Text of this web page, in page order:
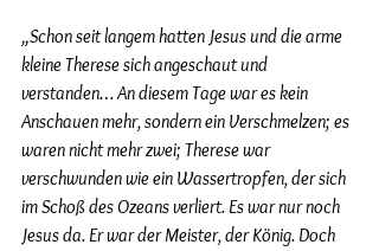
„Schon seit langem hatten Jesus und die arme
kleine Therese sich angeschaut und
verstanden… An diesem Tage war es kein
Anschauen mehr, sondern ein Verschmelzen; es
waren nicht mehr zwei; Therese war
verschwunden wie ein Wassertropfen, der sich
im Schoß des Ozeans verliert. Es war nur noch
Jesus da. Er war der Meister, der König. Doch